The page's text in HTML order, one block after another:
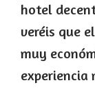
hotel
veréis que
muy
experiencia